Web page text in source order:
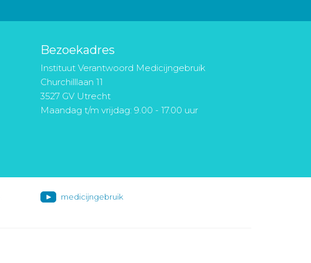
Bezoekadres
Instituut Verantwoord Medicijngebruik
Churchilllaan 11
3527 GV Utrecht
Maandag t/m vrijdag: 9.00 - 17.00 uur
medicijngebruik